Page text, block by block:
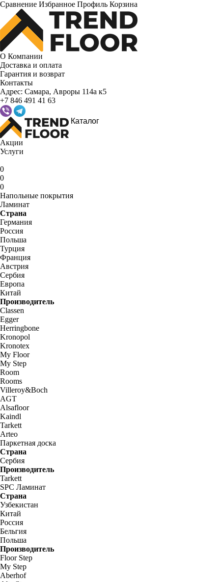
Сравнение Избранное Профиль Корзина
О Компании
Доставка и оплата
Гарантия и возврат
Контакты
Адрес: Самара, Авроры 114а к5
+7 846 491 41 63
Каталог
Акции
Услуги
0
0
0
Напольные покрытия
Ламинат
Страна
Германия
Россия
Польша
Турция
Франция
Австрия
Сербия
Европа
Китай
Производитель
Classen
Egger
Herringbone
Kronopol
Kronotex
My Floor
My Step
Room
Rooms
Villeroy&Boch
AGT
Alsafloor
Kaindl
Tarkett
Arteo
Паркетная доска
Страна
Сербия
Производитель
Tarkett
SPC Ламинат
Страна
Узбекистан
Китай
Россия
Бельгия
Польша
Производитель
Floor Step
My Step
Aberhof